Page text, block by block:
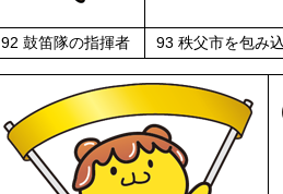
92 鼓笛隊の指揮者 93 秩父市を包み